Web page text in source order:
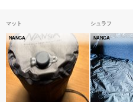
マット
NANGA
シュラフ
NANGA